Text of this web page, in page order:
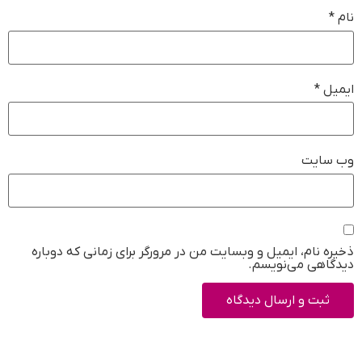
نام *
ایمیل *
وب‌ سایت
ذخیره نام، ایمیل و وبسایت من در مرورگر برای زمانی که دوباره
دیدگاهی می‌نویسم.